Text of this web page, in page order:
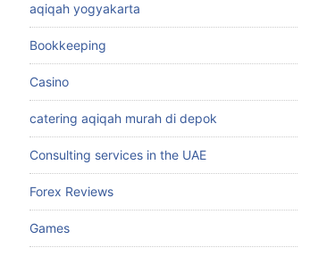
aqiqah yogyakarta
Bookkeeping
Casino
catering aqiqah murah di depok
Consulting services in the UAE
Forex Reviews
Games